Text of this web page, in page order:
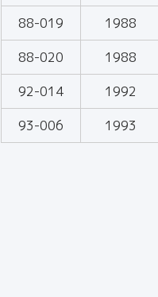
88-019
1988
88-020
1988
92-014
1992
93-006
1993